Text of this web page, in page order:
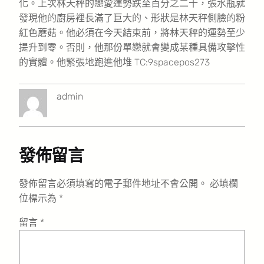
化。上次林天秤的戀愛運勢跌至百分之二十，張水瓶就
發現他的廚房裡長滿了巨大的、形狀是林天秤側臉的粉
紅色蘑菇。他必須在今天結束前，將林天秤的運勢至少
提升到零。否則，他那份單戀就會變成某種具備攻擊性
的實體。他緊張地跑進他堆 TC:9spacepos273
admin
發佈留言
發佈留言必須填寫的電子郵件地址不會公開。 必填欄
位標示為 *
留言 *